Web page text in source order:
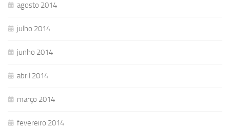
agosto 2014
julho 2014
junho 2014
abril 2014
março 2014
fevereiro 2014